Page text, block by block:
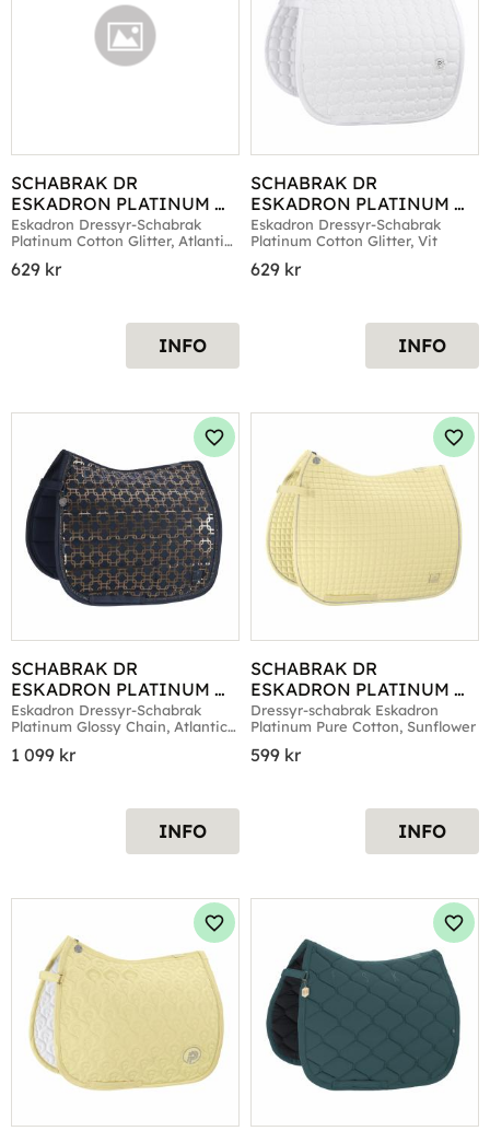
SCHABRAK DR
ESKADRON PLATINUM
COTTON GLITTER
ATLANTIC BLUE
Eskadron Dressyr-Schabrak
Platinum Cotton Glitter, Atlantic
629 kr
INFO
SCHABRAK DR
ESKADRON PLATINUM
COTTON GLITTER VIT
Eskadron Dressyr-Schabrak
Platinum Cotton Glitter, Vit
629 kr
INFO
SCHABRAK DR
ESKADRON PLATINUM
GLOSSY CHAIN
ATLANTIC BLUE
Eskadron Dressyr-Schabrak
Platinum Glossy Chain, Atlantic
1 099 kr
Lägg till i favoriter
INFO
SCHABRAK DR
ESKADRON PLATINUM
PURE COTTON
SUNFLOWER
Dressyr-schabrak Eskadron
Platinum Pure Cotton, Sunflower
599 kr
INFO
Lägg till i favoriter